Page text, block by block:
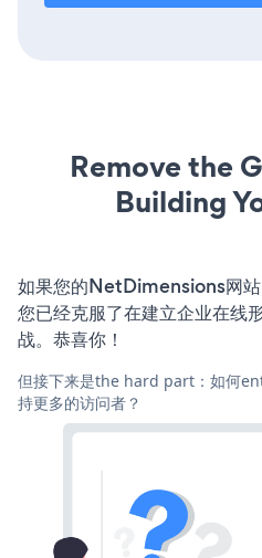
Remove the
Building
如果您的NetDimensions网
您已经克服了在建立企业在线
战。恭喜你！
但接下来是the hard part：如何
持更多的访问者？